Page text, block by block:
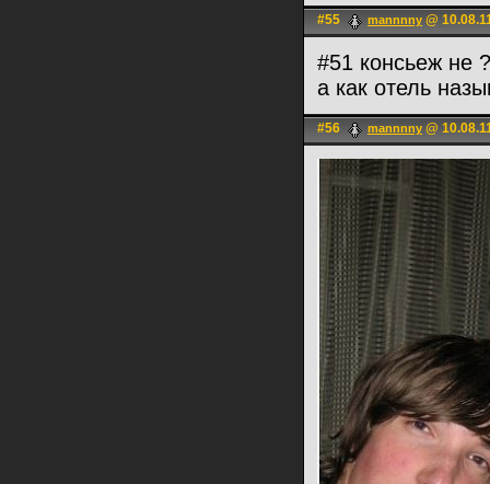
#55 mannnny @
#51 консьеж не
а как отель
#56 mannnny @